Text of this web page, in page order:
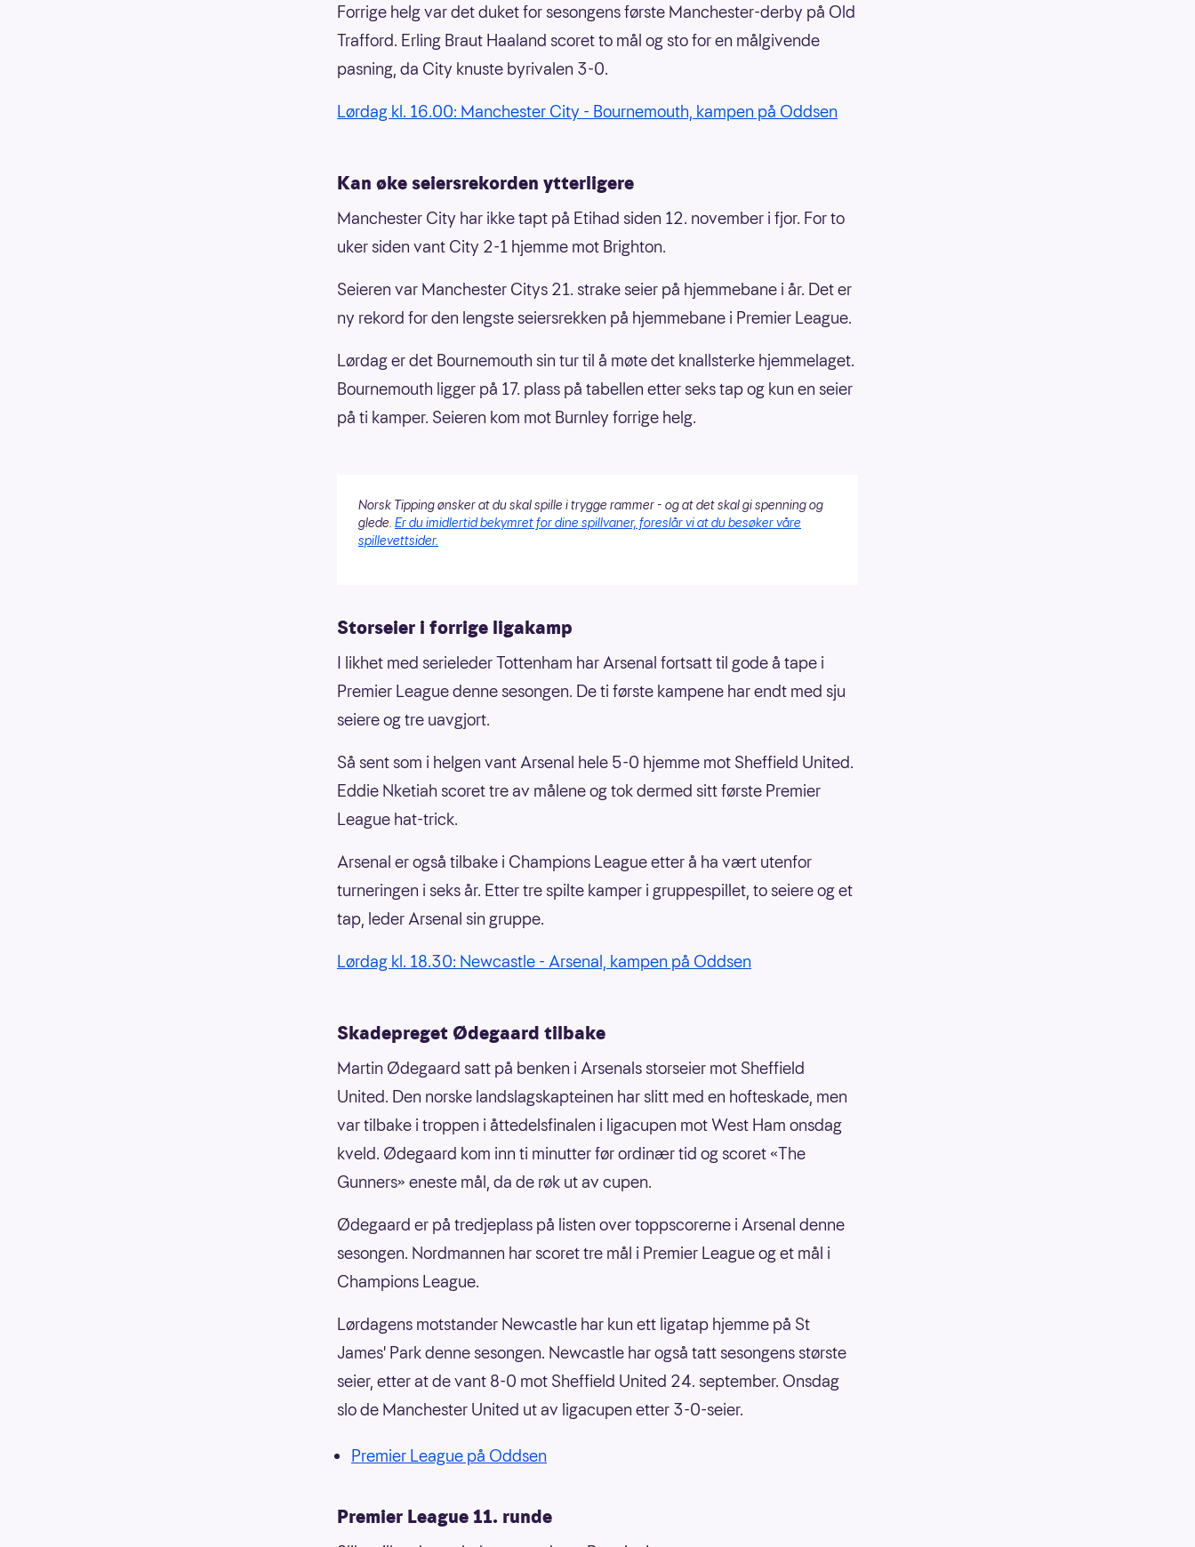
Forrige helg var det duket for sesongens første Manchester-derby på Old
Trafford. Erling Braut Haaland scoret to mål og sto for en målgivende
pasning, da City knuste byrivalen 3-0.
Lørdag kl. 16.00: Manchester City - Bournemouth, kampen på Oddsen
Kan øke seiersrekorden ytterligere
Manchester City har ikke tapt på Etihad siden 12. november i fjor. For to
uker siden vant City 2-1 hjemme mot Brighton.
Seieren var Manchester Citys 21. strake seier på hjemmebane i år. Det er
ny rekord for den lengste seiersrekken på hjemmebane i Premier League.
Lørdag er det Bournemouth sin tur til å møte det knallsterke hjemmelaget.
Bournemouth ligger på 17. plass på tabellen etter seks tap og kun en seier
på ti kamper. Seieren kom mot Burnley forrige helg.
Norsk Tipping ønsker at du skal spille i trygge rammer - og at det skal gi spenning og
glede. Er du imidlertid bekymret for dine spillvaner, foreslår vi at du besøker våre
spillevettsider.
Storseier i forrige ligakamp
I likhet med serieleder Tottenham har Arsenal fortsatt til gode å tape i
Premier League denne sesongen. De ti første kampene har endt med sju
seiere og tre uavgjort.
Så sent som i helgen vant Arsenal hele 5-0 hjemme mot Sheffield United.
Eddie Nketiah scoret tre av målene og tok dermed sitt første Premier
League hat-trick.
Arsenal er også tilbake i Champions League etter å ha vært utenfor
turneringen i seks år. Etter tre spilte kamper i gruppespillet, to seiere og et
tap, leder Arsenal sin gruppe.
Lørdag kl. 18.30: Newcastle - Arsenal, kampen på Oddsen
Skadepreget Ødegaard tilbake
Martin Ødegaard satt på benken i Arsenals storseier mot Sheffield
United. Den norske landslagskapteinen har slitt med en hofteskade, men
var tilbake i troppen i åttedelsfinalen i ligacupen mot West Ham onsdag
kveld. Ødegaard kom inn ti minutter før ordinær tid og scoret «The
Gunners» eneste mål, da de røk ut av cupen.
Ødegaard er på tredjeplass på listen over toppscorerne i Arsenal denne
sesongen. Nordmannen har scoret tre mål i Premier League og et mål i
Champions League.
Lørdagens motstander Newcastle har kun ett ligatap hjemme på St
James' Park denne sesongen. Newcastle har også tatt sesongens største
seier, etter at de vant 8-0 mot Sheffield United 24. september. Onsdag
slo de Manchester United ut av ligacupen etter 3-0-seier.
Premier League på Oddsen
Premier League 11. runde